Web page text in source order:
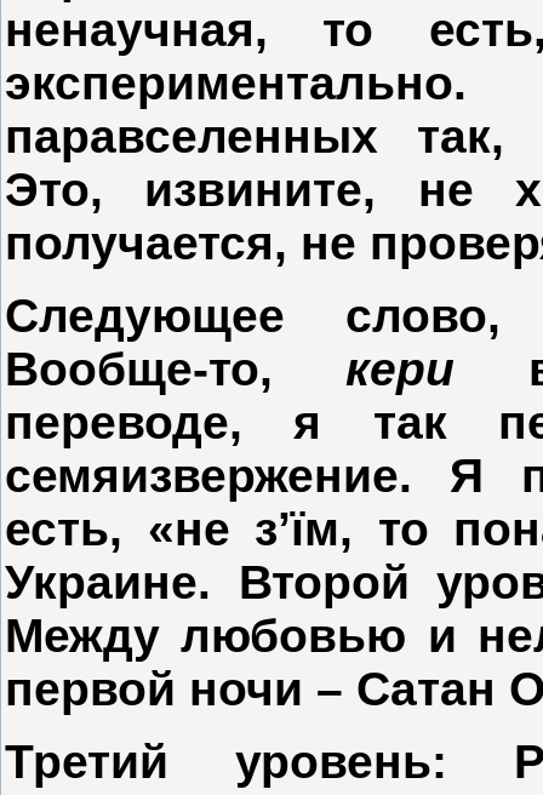
ненаучная, то
паравселенных так,
Это, извините, не
получается, не
Следующее
Вообще-то, кери в
переводе, я так
семяизвержение. Я
есть, «не з’їм, то
Украине. Второй
Между любовью и
первой ночи – Сатан
Третий уровень: